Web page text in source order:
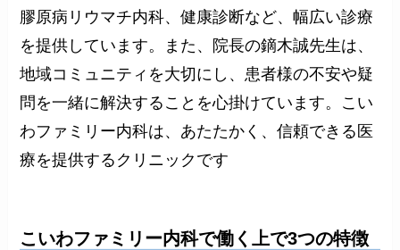
膠原病リウマチ内科、健康診断など、幅広い診療
を提供しています。また、院長の鏑木誠先生は、
地域コミュニティを大切にし、患者様の不安や疑
問を一緒に解決することを心掛けています。こい
わファミリー内科は、あたたかく、信頼できる医
療を提供するクリニックです
こいわファミリー内科で働く上で3つの特徴